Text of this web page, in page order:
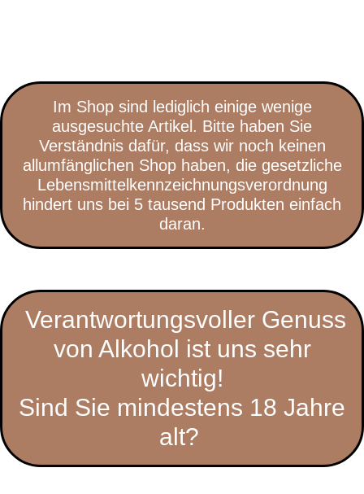
Im Shop sind lediglich einige wenige
ausgesuchte Artikel. Bitte haben Sie
Verständnis dafür, dass wir noch keinen
allumfänglichen Shop haben, die gesetzliche
Lebensmittelkennzeichnungsverordnung
hindert uns bei 5 tausend Produkten einfach
daran.
Verantwortungsvoller Genuss
von Alkohol ist uns sehr
wichtig!
Sind Sie mindestens 18 Jahre
alt?